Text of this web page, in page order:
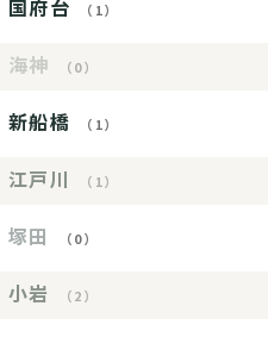
国府台 （1）
海神 （0）
新船橋 （1）
江戸川 （1）
塚田 （0）
小岩 （2）